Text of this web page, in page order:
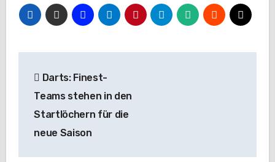
Darts: Finest-
Teams stehen in den
Startlöchern für die
neue Saison